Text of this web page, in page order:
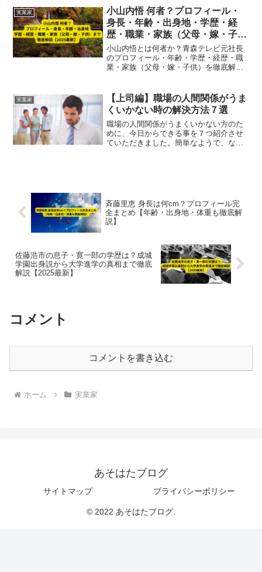
実業家
小山内悟 何者？プロフィール・
身長・年齢・出身地・学歴・経
歴・職業・家族（父母・嫁・子
供）まで徹底解説【2025最新】
小山内悟とは何者か？青森テレビ元社長
のプロフィール・年齢・学歴・経歴・職
業・家族（父母・嫁・子供）を徹底解
実業家
【上司編】職場の人間関係がうま
くいかない時の解決方法７選
職場の人間関係がうまくいかない方のた
めに、今日からできる事を７つ紹介させ
ていただきました。簡単なようで、なか
斉藤里恵 身長は何cm？プロフィール完
全まとめ【年齢・出身地・体重も徹底解
説】
佐藤浩市の息子・寛一郎の学歴は？成城
学園出身説から大学進学の真相まで徹底
解説【2025最新】
コメント
コメントを書き込む
ホーム 実業家
あそはたブログ
サイトマップ プライバシーポリシー
© 2022 あそはたブログ.